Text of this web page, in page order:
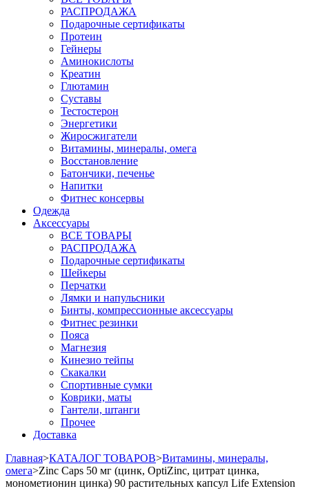
РАСПРОДАЖА
Подарочные сертификаты
Протеин
Гейнеры
Аминокислоты
Креатин
Глютамин
Суставы
Тестостерон
Энергетики
Жиросжигатели
Витамины, минералы, омега
Восстановление
Батончики, печенье
Напитки
Фитнес консервы
Одежда
Аксессуары
ВСЕ ТОВАРЫ
РАСПРОДАЖА
Подарочные сертификаты
Шейкеры
Перчатки
Лямки и напульсники
Бинты, компрессионные аксессуары
Фитнес резинки
Пояса
Магнезия
Кинезио тейпы
Скакалки
Спортивные сумки
Коврики, маты
Гантели, штанги
Прочее
Доставка
Главная>КАТАЛОГ ТОВАРОВ>Витамины, минералы,
омега>Zinc Caps 50 мг (цинк, OptiZinc, цитрат цинка,
монометионин цинка) 90 растительных капсул Life Extension